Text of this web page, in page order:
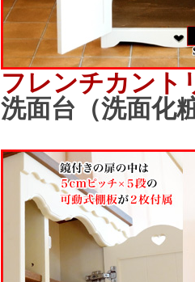
フレンチカント
洗面台（洗面